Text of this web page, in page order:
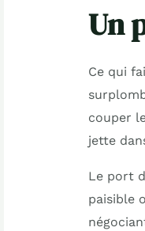
Un
Ce qui
couper
jette
Le port
paisible